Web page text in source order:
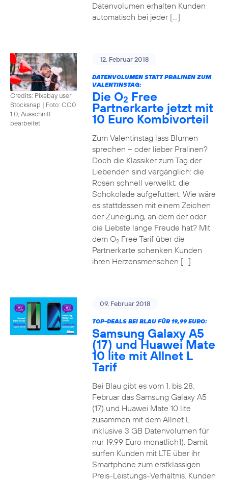
Datenvolumen erhalten Kunden
automatisch bei jeder […]
Credits: Pixabay user
Stocksnap | Foto: CC0
1.0, Ausschnitt
bearbeitet
12. Februar 2018
DATENVOLUMEN STATT PRALINEN ZUM
VALENTINSTAG:
Die O2 Free
Partnerkarte jetzt mit
10 Euro Kombivorteil
Zum Valentinstag lass Blumen
sprechen – oder lieber Pralinen?
Doch die Klassiker zum Tag der
Liebenden sind vergänglich: die
Rosen schnell verwelkt, die
Schokolade aufgefuttert. Wie wäre
es stattdessen mit einem Zeichen
der Zuneigung, an dem der oder
die Liebste lange Freude hat? Mit
dem O2Free Tarif über die
Partnerkarte schenken Kunden
ihren Herzensmenschen […]
09. Februar 2018
TOP-DEALS BEI BLAU FÜR 19,99 EURO:
Samsung Galaxy A5
(17) und Huawei Mate
10 lite mit Allnet L
Tarif
Bei Blau gibt es vom 1. bis 28.
Februar das Samsung Galaxy A5
(17) und Huawei Mate 10 lite
zusammen mit dem Allnet L
inklusive 3 GB Datenvolumen für
nur 19,99 Euro monatlich1). Damit
surfen Kunden mit LTE über ihr
Smartphone zum erstklassigen
Preis-Leistungs-Verhältnis. Kunden